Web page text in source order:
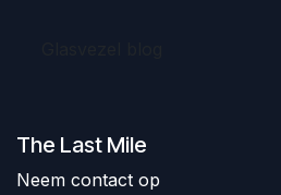
The Last Mile
Neem contact op